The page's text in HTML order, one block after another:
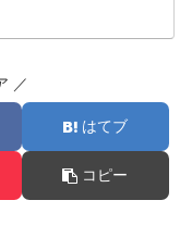
／
はてブ
コピー